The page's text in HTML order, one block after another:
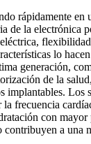
rápidamente en
de la electrónica
lo
generación,
de la
Los
frecuencia
con mayor
contribuyen a una